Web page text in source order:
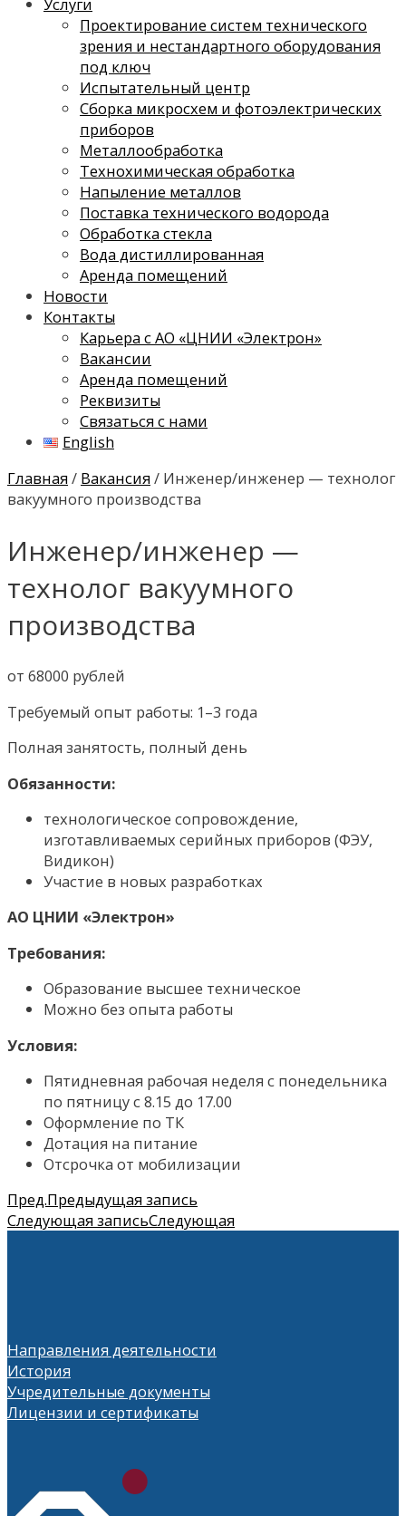
Услуги
Проектирование систем технического
зрения и нестандартного оборудования
под ключ
Испытательный центр
Сборка микросхем и фотоэлектрических
приборов
Металлообработка
Технохимическая обработка
Напыление металлов
Поставка технического водорода
Обработка стекла
Вода дистиллированная
Аренда помещений
Новости
Контакты
Карьера с АО «ЦНИИ «Электрон»
Вакансии
Аренда помещений
Реквизиты
Связаться с нами
English
Главная/ Вакансия/ Инженер/инженер — технолог
вакуумного производства
Инженер/инженер —
технолог вакуумного
производства
от 68000 рублей
Требуемый опыт работы: 1–3 года
Полная занятость, полный день
Обязанности:
технологическое сопровождение,
изготавливаемых серийных приборов (ФЭУ,
Видикон)
Участие в новых разработках
АО ЦНИИ «Электрон»
Требования:
Образование высшее техническое
Можно без опыта работы
Условия:
Пятидневная рабочая неделя с понедельника
по пятницу с 8.15 до 17.00
Оформление по ТК
Дотация на питание
Отсрочка от мобилизации
Пред.Предыдущая запись
Следующая записьСледующая
Направления деятельности
История
Учредительные документы
Лицензии и сертификаты